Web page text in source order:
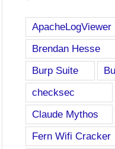
ApacheLogViewer
Brendan Hesse
Burp Suite
checksec
Claude Mythos
Fern Wifi Cracker